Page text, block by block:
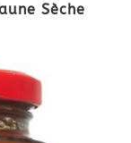
Sèche